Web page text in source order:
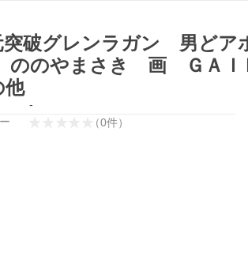
突破グレンラガン 男ど
ののやまさき 画 ＧＡＩ
他
-
（0件）